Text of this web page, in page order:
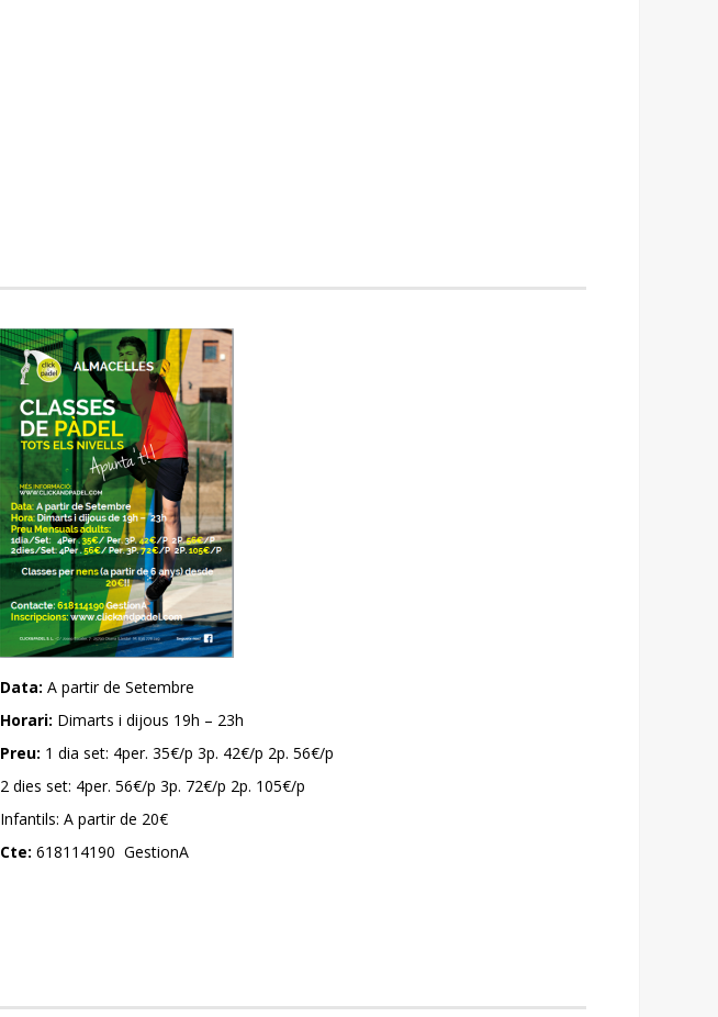
Data: A partir de Setembre
Horari: Dimarts i dijous 19h – 23h
Preu: 1 dia set: 4per. 35€/p 3p. 42€/p 2p. 56€/p
2 dies set: 4per. 56€/p 3p. 72€/p 2p. 105€/p
Infantils: A partir de 20€
Cte: 618114190 GestionA